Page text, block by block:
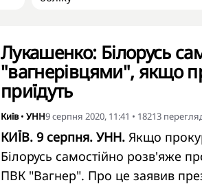
Лукашенко: Білорусь
"вагнерівцями", якщо
приїдуть
Київ• УНН9 серпня 2020, 11:41 • 18213
КИЇВ. 9 серпня. УНН. Якщо
Білорусь самостійно розв'яже
ПВК "Вагнер". Про це заявив